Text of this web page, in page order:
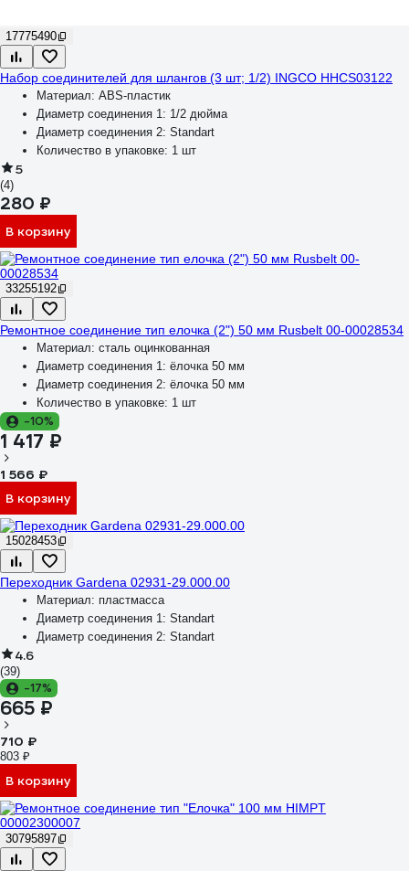
17775490
Набор соединителей для шлангов (3 шт; 1/2) INGCO HHCS03122
Материал: ABS-пластик
Диаметр соединения 1: 1/2 дюйма
Диаметр соединения 2: Standart
Количество в упаковке: 1 шт
5
(4)
280 ₽
В корзину
33255192
Ремонтное соединение тип елочка (2") 50 мм Rusbelt 00-00028534
Материал: сталь оцинкованная
Диаметр соединения 1: ёлочка 50 мм
Диаметр соединения 2: ёлочка 50 мм
Количество в упаковке: 1 шт
-10%
1 417 ₽
1 566 ₽
В корзину
15028453
Переходник Gardena 02931-29.000.00
Материал: пластмасса
Диаметр соединения 1: Standart
Диаметр соединения 2: Standart
4.6
(39)
-17%
665 ₽
710 ₽
803 ₽
В корзину
30795897